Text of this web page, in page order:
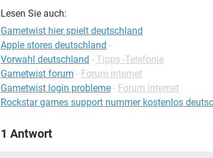
Lesen Sie auch:
Gametwist hier spielt deutschland
Apple stores deutschland -
Vorwahl deutschland - Tipps -Telefonie
Gametwist forum - Forum internet
Gametwist login probleme - Forum internet
Rockstar games support nummer kostenlos
1 Antwort